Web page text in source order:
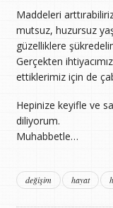
Maddeleri
mutsuz, huzursuz
güzelliklere
Gerçekten
ettiklerimiz için de
Hepinize keyifle ve
diliyorum.
Muhabbetle…
değişim hayat